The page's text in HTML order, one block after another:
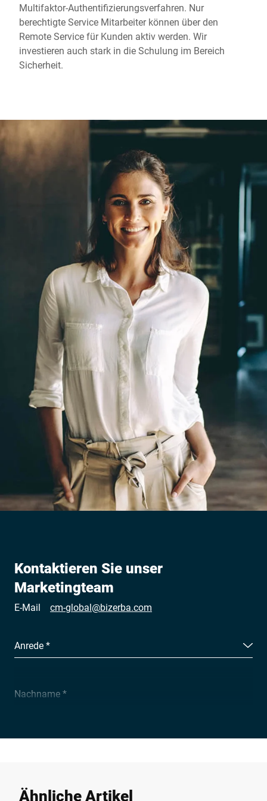
Multifaktor-Authentifizierungsverfahren. Nur
berechtigte Service Mitarbeiter können über den
Remote Service für Kunden aktiv werden. Wir
investieren auch stark in die Schulung im Bereich
Sicherheit.
Kontaktieren Sie unser
Marketingteam
E-Mail cm-global@bizerba.com
Anrede *
Nachname *
Unternehmen *
E-Mail *
Ähnliche Artikel